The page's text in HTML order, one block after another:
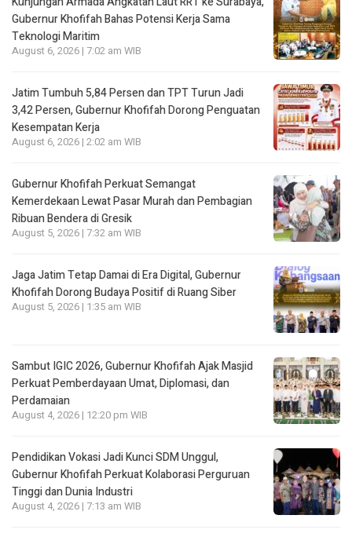
Gubernur Khofifah Bahas Potensi Kerja Sama
Teknologi Maritim
August 6, 2026 | 7:02 am WIB
Jatim Tumbuh 5,84 Persen dan TPT Turun Jadi
3,42 Persen, Gubernur Khofifah Dorong Penguatan
Kesempatan Kerja
August 6, 2026 | 2:02 am WIB
Gubernur Khofifah Perkuat Semangat
Kemerdekaan Lewat Pasar Murah dan Pembagian
Ribuan Bendera di Gresik
August 5, 2026 | 7:32 am WIB
Jaga Jatim Tetap Damai di Era Digital, Gubernur
Khofifah Dorong Budaya Positif di Ruang Siber
August 5, 2026 | 1:35 am WIB
Sambut IGIC 2026, Gubernur Khofifah Ajak Masjid
Perkuat Pemberdayaan Umat, Diplomasi, dan
Perdamaian
August 4, 2026 | 12:20 pm WIB
Pendidikan Vokasi Jadi Kunci SDM Unggul,
Gubernur Khofifah Perkuat Kolaborasi Perguruan
Tinggi dan Dunia Industri
August 4, 2026 | 7:13 am WIB